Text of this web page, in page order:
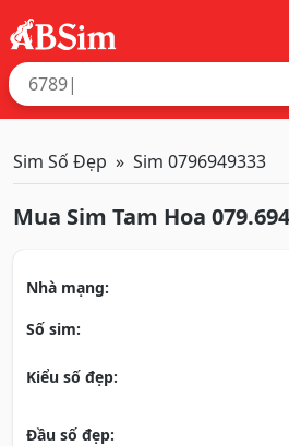
Sim Số Đẹp Sim 0796949333
Mua Sim Tam Hoa
Nhà mạng:
Số sim:
Kiểu số đẹp:
Đầu số đẹp: